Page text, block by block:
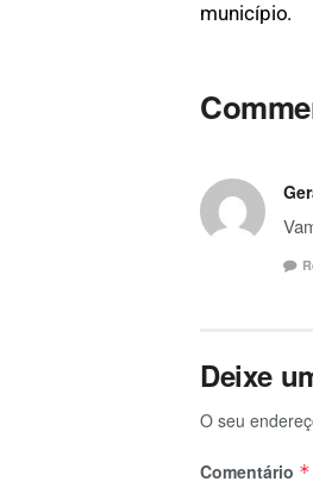
município.
Deixe
O seu
Comentário *